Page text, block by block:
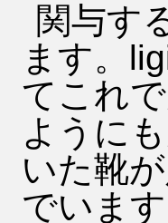
関与す
ます。
てこれ
ように
いた靴
でいま